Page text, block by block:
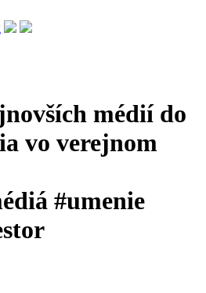
médií do
vo verejnom
#umenie